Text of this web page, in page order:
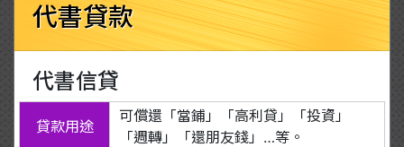
代書貸款
代書信貸
貸款用途
可償還「當鋪」「高利貸」「投資」
「週轉」「還朋友錢」…等。